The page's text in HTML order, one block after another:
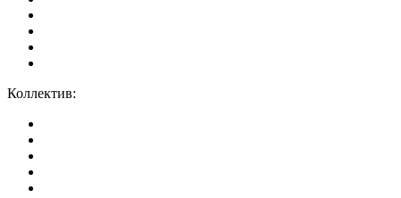
Коллектив: